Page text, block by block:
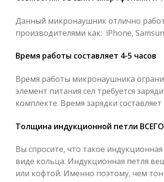
Данный микронаушник отлично
производителями как: iPhone,
Время работы составляет 4-5 часов
Время работы микронаушника
элемент питания сел требуется
комплекте. Время зарядки составляет
Толщина индукционной петли
Вы спросите, что такое
виде кольца. Индукционная петля
или кофтой. Именно поэтому, чем